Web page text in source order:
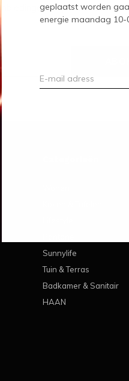
geplaatst worden
energie maandag 10-
en promoties
Sunnylife
Tuin & Terras
Badkamer & Sanitair
HAAN